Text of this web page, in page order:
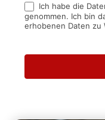
Ich habe die
genommen. Ich bin
erhobenen Daten zu